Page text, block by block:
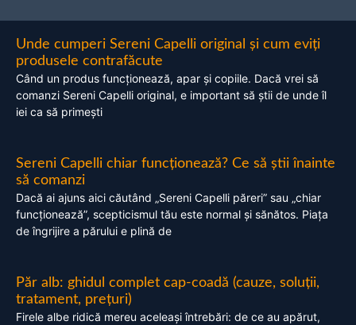
Unde cumperi Sereni Capelli original și cum eviți
produsele contrafăcute
Când un produs funcționează, apar și copiile. Dacă vrei să
comanzi Sereni Capelli original, e important să știi de unde îl
iei ca să primești
Sereni Capelli chiar funcționează? Ce să știi înainte
să comanzi
Dacă ai ajuns aici căutând „Sereni Capelli păreri” sau „chiar
funcționează”, scepticismul tău este normal și sănătos. Piața
de îngrijire a părului e plină de
Păr alb: ghidul complet cap-coadă (cauze, soluții,
tratament, prețuri)
Firele albe ridică mereu aceleași întrebări: de ce au apărut,